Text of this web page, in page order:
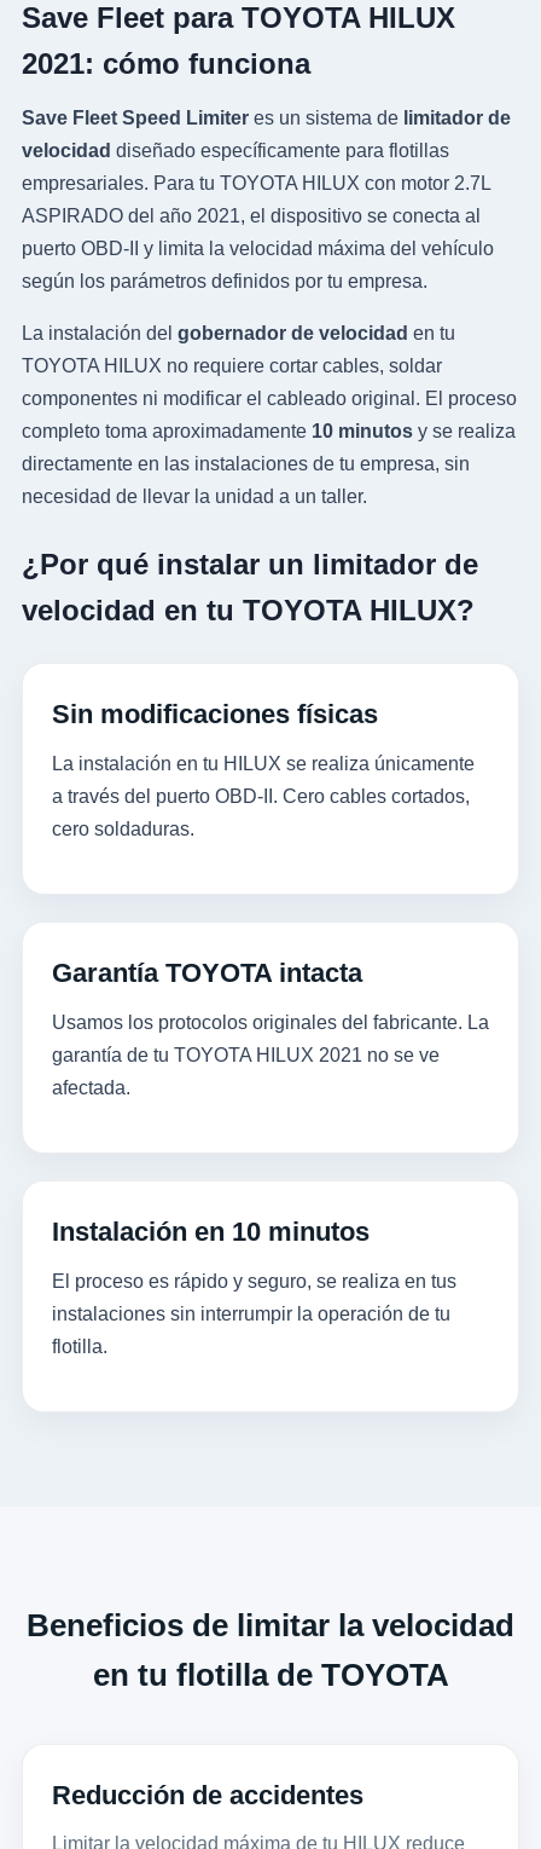
Save Fleet para TOYOTA HILUX
2021: cómo funciona
Save Fleet Speed Limiteres un sistema de limitador de
velocidad diseñado específicamente para flotillas
empresariales. Para tu TOYOTA HILUX con motor 2.7L
ASPIRADO del año 2021, el dispositivo se conecta al
puerto OBD-II y limita la velocidad máxima del vehículo
según los parámetros definidos por tu empresa.
La instalación del gobernador de velocidad en tu
TOYOTA HILUX no requiere cortar cables, soldar
componentes ni modificar el cableado original. El proceso
completo toma aproximadamente 10 minutosy se realiza
directamente en las instalaciones de tu empresa, sin
necesidad de llevar la unidad a un taller.
¿Por qué instalar un limitador de
velocidad en tu TOYOTA HILUX?
Sin modificaciones físicas
La instalación en tu HILUX se realiza únicamente
a través del puerto OBD-II. Cero cables cortados,
cero soldaduras.
Garantía TOYOTA intacta
Usamos los protocolos originales del fabricante. La
garantía de tu TOYOTA HILUX 2021 no se ve
afectada.
Instalación en 10 minutos
El proceso es rápido y seguro, se realiza en tus
instalaciones sin interrumpir la operación de tu
flotilla.
Beneficios de limitar la velocidad
en tu flotilla de TOYOTA
Reducción de accidentes
Limitar la velocidad máxima de tu HILUX reduce